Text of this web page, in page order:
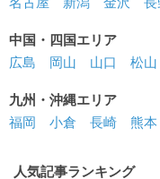
中国・四国エリア
広島
岡山 山口 松山
九州・沖縄エリア
福岡
小倉 長崎 熊本
人気記事ランキング